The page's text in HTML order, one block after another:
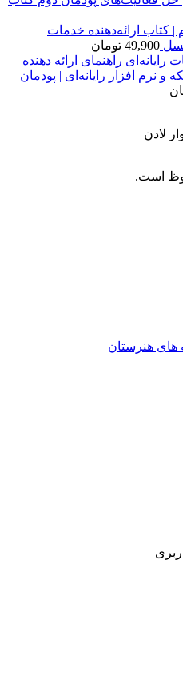
کتاب ارائه‌دهنده خدمات
49,900 تومان
راهنمای ارائه دهنده
و نرم افزار رایانه‌ای | پودمان
لادن
است.